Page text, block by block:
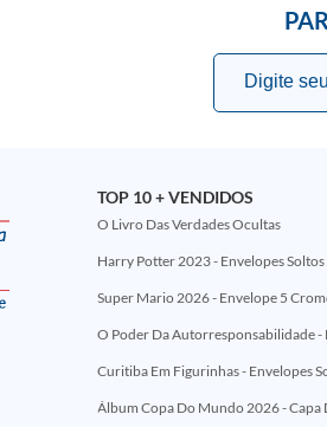
TOP 10 + VENDIDOS
O Livro Das Verdades Ocultas
Harry Potter 2023 - Envelopes Soltos
Super Mario 2026 - Envelope 5
O Poder Da Autorresponsabilidade -
Curitiba Em Figurinhas - Envelopes
Álbum Copa Do Mundo 2026 - Capa